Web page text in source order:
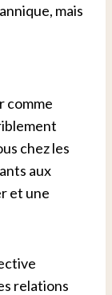
mais
comme
chez les
aux
et une
relations